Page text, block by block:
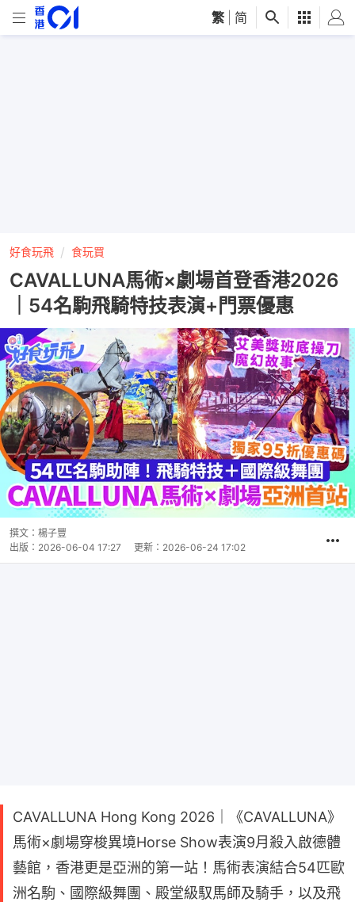
繁 简
好食玩飛 食玩買
CAVALLUNA馬術×劇場首登香港2026
｜54名駒飛騎特技表演+門票優惠
撰文： 楊子豐
出版： 2026-06-04 17:27 更新： 2026-06-24 17:02
CAVALLUNA Hong Kong 2026｜《CAVALLUNA》
馬術×劇場穿梭異境Horse Show表演9月殺入啟德體
藝館，香港更是亞洲的第一站！馬術表演結合54匹歐
洲名駒、國際級舞團、殿堂級馭馬師及騎手，以及飛